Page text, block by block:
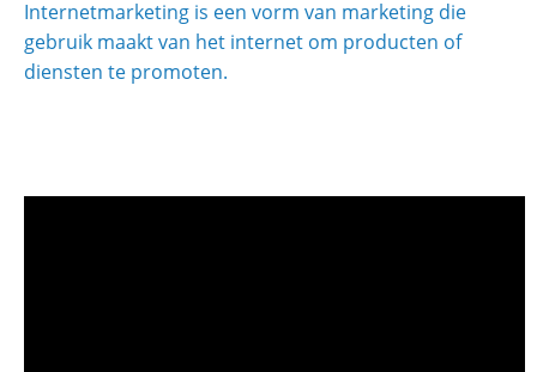
Internetmarketing is een vorm van marketing die
gebruik maakt van het internet om producten of
diensten te promoten.